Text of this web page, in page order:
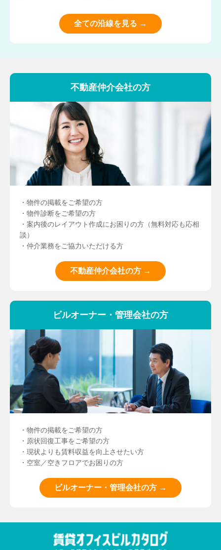
全ての沿線を見る →
不動産仲介会社の方
・物件の掲載をご希望の方
・物件診断をご希望の方
・案内後のレイアウト作成にお困りの方（無料対応も応相
談）
・仲介業務をご協力いただける方
不動産仲介会社の方 →
ビルオーナー・管理会社の方
・物件の掲載をご希望の方
・原状回復工事をご希望の方
・現状よりも賃料収益を向上させたい方
・空室／空きフロアでお困りの方
ビルオーナー・管理会社の方 →